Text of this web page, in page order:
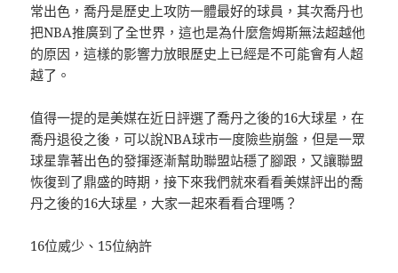
常出色，喬丹是歷史上攻防一體最好的球員，其次喬丹也
把NBA推廣到了全世界，這也是為什麼詹姆斯無法超越他
的原因，這樣的影響力放眼歷史上已經是不可能會有人超
越了。
值得一提的是美媒在近日評選了喬丹之後的16大球星，在
喬丹退役之後，可以說NBA球市一度險些崩盤，但是一眾
球星靠著出色的發揮逐漸幫助聯盟站穩了腳跟，又讓聯盟
恢復到了鼎盛的時期，接下來我們就來看看美媒評出的喬
丹之後的16大球星，大家一起來看看合理嗎？
16位威少、15位納許